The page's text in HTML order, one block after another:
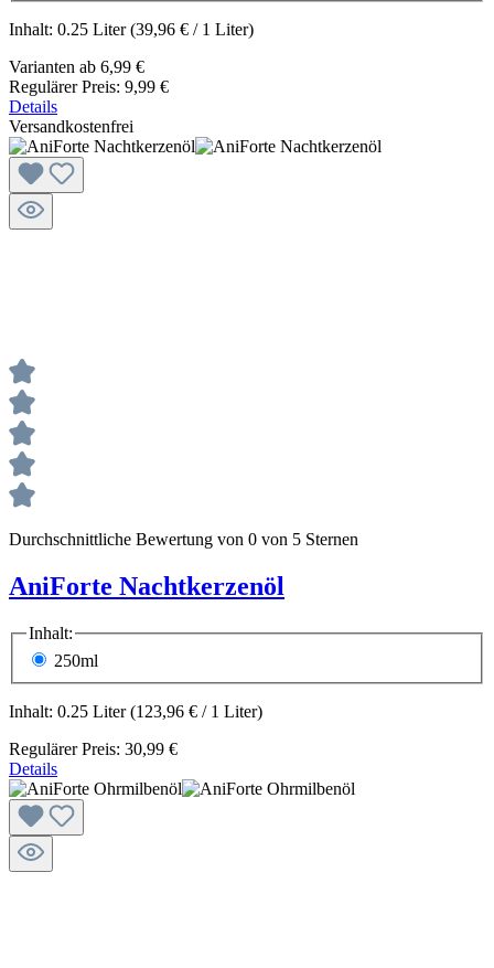
Inhalt: 0.25 Liter(39,96 € / 1 Liter)
Varianten ab 6,99 €
Regulärer Preis: 9,99 €
Details
Versandkostenfrei
Durchschnittliche Bewertung von 0 von 5 Sternen
AniForte Nachtkerzenöl
Inhalt:
250ml
Inhalt: 0.25 Liter(123,96 € / 1 Liter)
Regulärer Preis: 30,99 €
Details